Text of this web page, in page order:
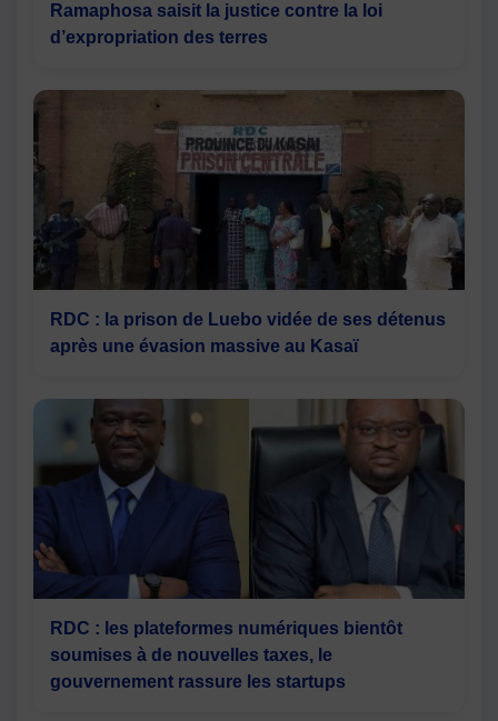
Ramaphosa saisit la justice contre la loi
d’expropriation des terres
RDC : la prison de Luebo vidée de ses détenus
après une évasion massive au Kasaï
RDC : les plateformes numériques bientôt
soumises à de nouvelles taxes, le
gouvernement rassure les startups